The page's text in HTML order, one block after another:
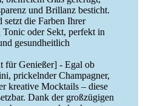
und Brillanz besticht.
setzt die Farben Ihrer
oder Sekt, perfekt in
gesundheitlich
für Genießer] - Egal ob
prickelnder Champagner,
kreative Mocktails – diese
Dank der großzügigen